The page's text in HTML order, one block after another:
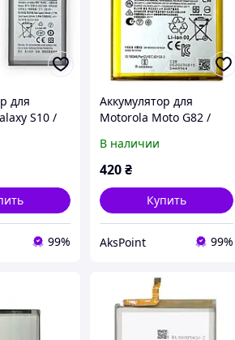
для
S10 /
99%
Аккумулятор для
Motorola Moto G82 /
(NE50) 5000 mAh
В наличии
420₴
Купить
AksPoint 99%